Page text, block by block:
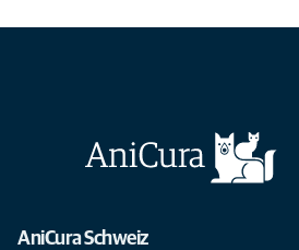
AniCura Schweiz